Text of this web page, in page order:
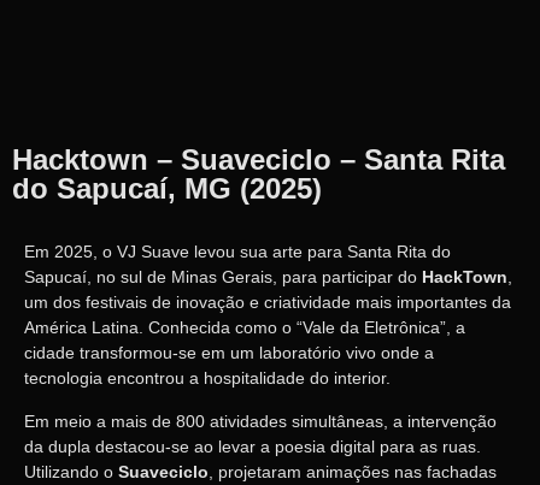
Hacktown – Suaveciclo – Santa Rita
do Sapucaí, MG (2025)
Em 2025, o VJ Suave levou sua arte para Santa Rita do
Sapucaí, no sul de Minas Gerais, para participar do HackTown,
um dos festivais de inovação e criatividade mais importantes da
América Latina. Conhecida como o “Vale da Eletrônica”, a
cidade transformou-se em um laboratório vivo onde a
tecnologia encontrou a hospitalidade do interior.
Em meio a mais de 800 atividades simultâneas, a intervenção
da dupla destacou-se ao levar a poesia digital para as ruas.
Utilizando o Suaveciclo , projetaram animações nas fachadas